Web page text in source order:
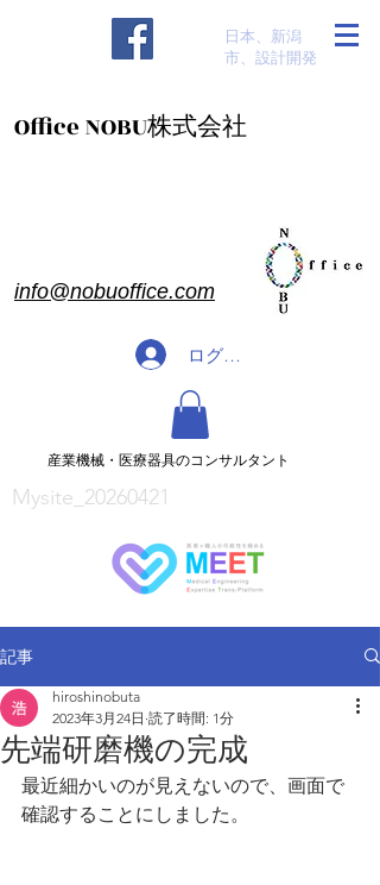
​日本、新潟
市、設計開発
​Office NOBU株式会社
​info@nobuoffice.com
ログイン
​産業機械・医療器具のコンサルタント
Mysite_20260421
記事
先端研磨機の完成
hiroshinobuta
2023年3月24日 読了時間: 1分
最近細かいのが見えないので、画面で
確認することにしました。